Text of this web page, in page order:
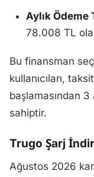
Aylık Ödeme
78.008 TL
Bu finansman
kullanıcıları,
başlamasından
sahiptir.
Trugo Şarj
Ağustos 2026